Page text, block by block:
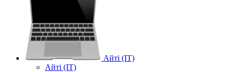
Айті (IT)
Айті (IT)